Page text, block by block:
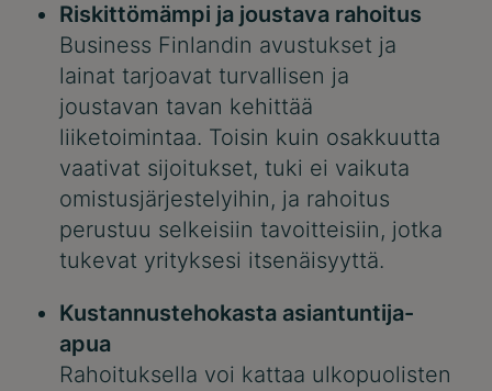
Riskittömämpi ja joustava rahoitus
Business Finlandin avustukset ja
lainat tarjoavat turvallisen ja
joustavan tavan kehittää
liiketoimintaa. Toisin kuin osakkuutta
vaativat sijoitukset, tuki ei vaikuta
omistusjärjestelyihin, ja rahoitus
perustuu selkeisiin tavoitteisiin, jotka
tukevat yrityksesi itsenäisyyttä.
Kustannustehokasta asiantuntija-
apua
Rahoituksella voi kattaa ulkopuolisten